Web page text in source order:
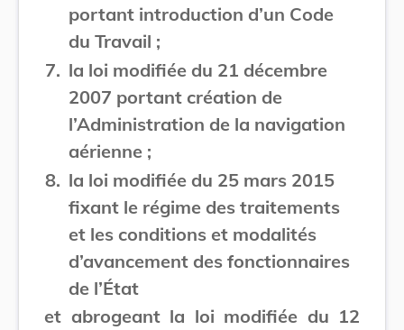
portant introduction d’un Code
du Travail ;
7. la loi modifiée du 21 décembre
2007 portant création de
l’Administration de la navigation
aérienne ;
8. la loi modifiée du 25 mars 2015
fixant le régime des traitements
et les conditions et modalités
d’avancement des fonctionnaires
de l’État
et abrogeant la loi modifiée du 12